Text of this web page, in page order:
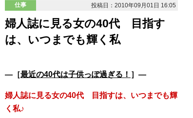
仕事
投稿日：2010年09月01日 16:05
婦人誌に見る女の40代 目指す
は、いつまでも輝く私
―［最近の40代は子供っぽ過ぎる！ ］―
婦人誌に見る女の40代 目指すは、いつまでも輝
く私♪